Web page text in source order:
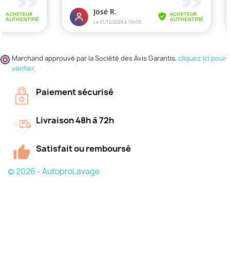
Marchand approuvé par la Société des Avis Garantis, cliquez ici pour
vérifier.
Paiement sécurisé
Livraison 48h à 72h
Satisfait ou remboursé
© 2026 - AutoproLavage